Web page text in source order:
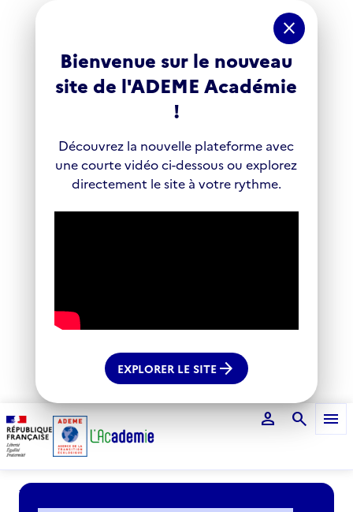
close
Bienvenue sur le nouveau
site de l'ADEME Académie
!
Découvrez la nouvelle plateforme avec
une courte vidéo ci-dessous ou explorez
directement le site à votre rythme.
EXPLORER LE SITEarrow_forward
person search menu
Voir le fil d'Ariane